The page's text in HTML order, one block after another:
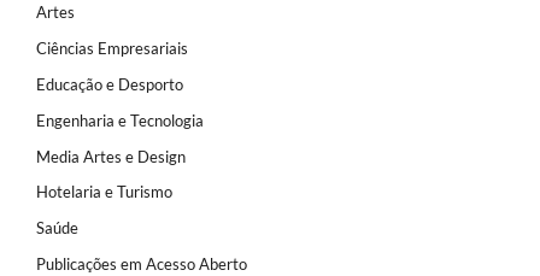
Artes
Ciências Empresariais
Educação e Desporto
Engenharia e Tecnologia
Media Artes e Design
Hotelaria e Turismo
Saúde
Publicações em Acesso Aberto